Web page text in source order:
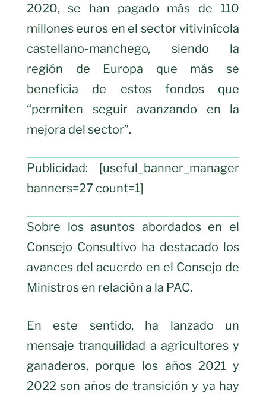
2020, se han pagado más de 110
millones euros en el sector vitivinícola
castellano-manchego, siendo la
región de Europa que más se
beneficia de estos fondos que
“permiten seguir avanzando en la
mejora del sector”.
Publicidad: [useful_banner_manager
banners=27 count=1]
Sobre los asuntos abordados en el
Consejo Consultivo ha destacado los
avances del acuerdo en el Consejo de
Ministros en relación a la PAC.
En este sentido, ha lanzado un
mensaje tranquilidad a agricultores y
ganaderos, porque los años 2021 y
2022 son años de transición y ya hay